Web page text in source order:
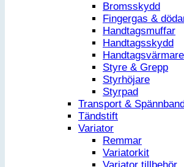
Bromsskydd
Fingergas &
Handtagsmuffar
Handtagsskydd
Handtagsvärmare
Styre & Grepp
Styrhöjare
Styrpad
Transport & Spännband
Tändstift
Variator
Remmar
Variatorkit